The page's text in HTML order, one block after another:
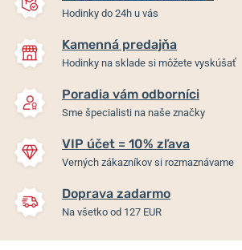
Hodinky do 24h u vás
Kamenná predajňa
Hodinky na sklade si môžete vyskúšať
Poradia vám odborníci
Sme špecialisti na naše značky
VIP účet = 10% zľava
Verných zákazníkov si rozmaznávame
Doprava zadarmo
Na všetko od 127 EUR